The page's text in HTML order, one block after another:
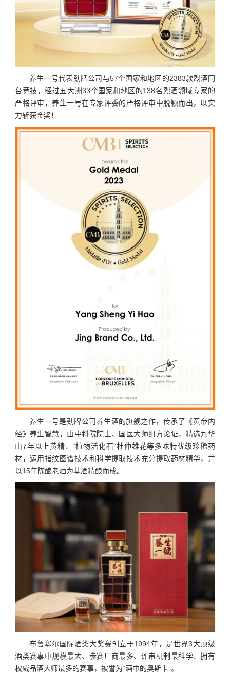
养生一号代表劲牌公司与57个国家和地区的2383款烈酒同
台竞技，经过五大洲33个国家和地区的138名烈酒领域专家的
严格评审，养生一号在专家评委的严格评审中脱颖而出，以实
力斩获金奖！
养生一号是劲牌公司养生酒的旗舰之作，传承了《黄帝内
经》养生智慧，由中科院院士、国医大师组方论证，精选九华
山7年以上黄精、“植物活化石”杜仲雄花等多味特优级珍稀药
材，运用指纹图谱技术和科学提取技术充分提取药材精华，并
以15年陈酿老酒为基酒精酿而成。
布鲁塞尔国际酒类大奖赛创立于1994年，是世界3大顶级
酒类赛事中规模最大、参赛厂商最多、评审机制最科学、拥有
权威品酒大师最多的赛事，被誉为“酒中的奥斯卡”。